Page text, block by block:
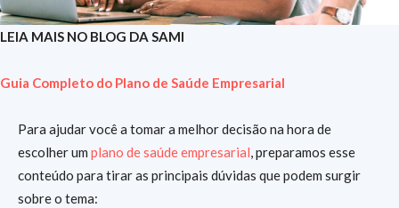
LEIA MAIS NO BLOG DA SAMI
Guia Completo do Plano de Saúde Empresarial
Para ajudar você a tomar a melhor decisão na hora de
escolher um plano de saúde empresarial, preparamos esse
conteúdo para tirar as principais dúvidas que podem surgir
sobre o tema: